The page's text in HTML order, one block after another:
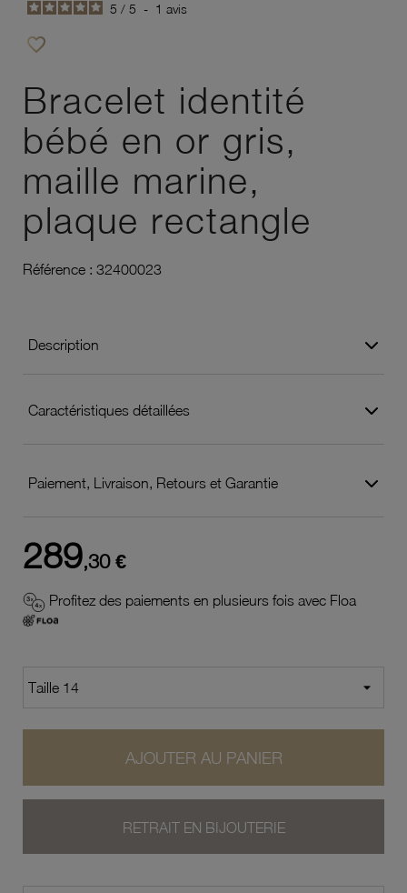
5 / 5 - 1 avis
favorite_border
Bracelet identité
bébé en or gris,
maille marine,
plaque rectangle
Référence : 32400023
Description
Caractéristiques détaillées
Paiement, Livraison, Retours et Garantie
289,30 €
Profitez des paiements en plusieurs fois avec Floa
AJOUTER AU PANIER
RETRAIT EN BIJOUTERIE